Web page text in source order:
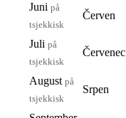
Juni på
tsjekkisk
Červen
Juli på
tsjekkisk
Červenec
August på
tsjekkisk
Srpen